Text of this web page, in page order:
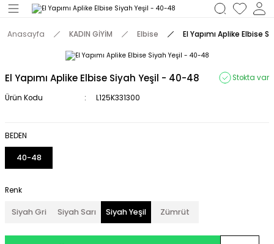
Geri Dön
Anasayfa KADIN GİYİM Elbise El Yapımı Aplike Elbise
El Yapımı Aplike Elbise Siyah Yeşil - 40-48 Stokta var
Ürün Kodu L125K331300
BEDEN
40-48
Renk
Siyah Gri Siyah Sarı Siyah Yeşil Zümrüt